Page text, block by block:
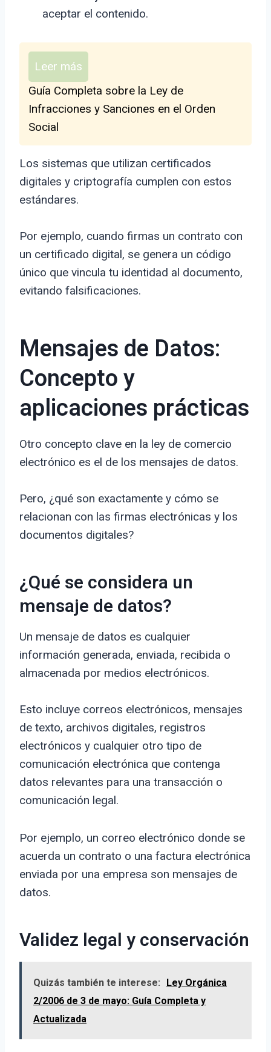
aceptar el contenido.
Leer más
Guía Completa sobre la Ley de
Infracciones y Sanciones en el Orden
Social
Los sistemas que utilizan certificados
digitales y criptografía cumplen con estos
estándares.
Por ejemplo, cuando firmas un contrato con
un certificado digital, se genera un código
único que vincula tu identidad al documento,
evitando falsificaciones.
Mensajes de Datos:
Concepto y
aplicaciones prácticas
Otro concepto clave en la ley de comercio
electrónico es el de los mensajes de datos.
Pero, ¿qué son exactamente y cómo se
relacionan con las firmas electrónicas y los
documentos digitales?
¿Qué se considera un
mensaje de datos?
Un mensaje de datos es cualquier
información generada, enviada, recibida o
almacenada por medios electrónicos.
Esto incluye correos electrónicos, mensajes
de texto, archivos digitales, registros
electrónicos y cualquier otro tipo de
comunicación electrónica que contenga
datos relevantes para una transacción o
comunicación legal.
Por ejemplo, un correo electrónico donde se
acuerda un contrato o una factura electrónica
enviada por una empresa son mensajes de
datos.
Validez legal y conservación
Quizás también te interese:
Ley Orgánica
2/2006 de 3 de mayo: Guía Completa y
Actualizada